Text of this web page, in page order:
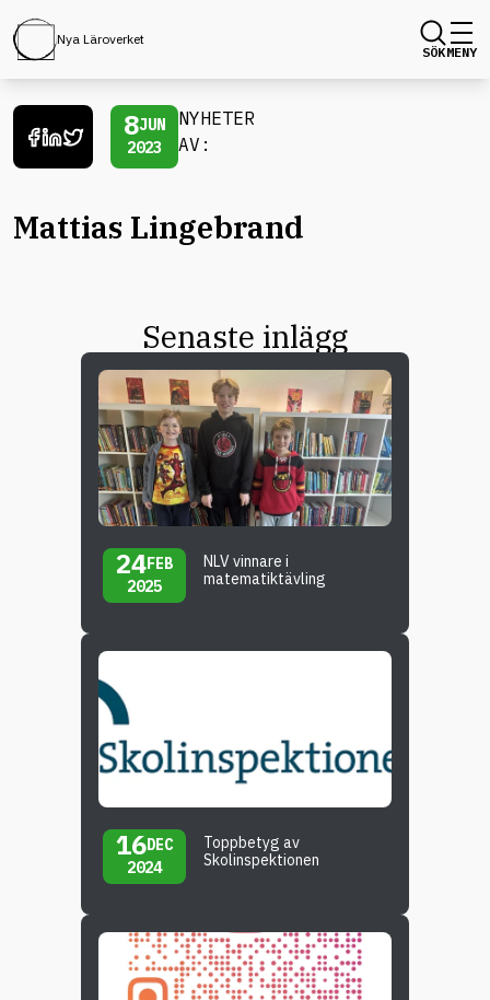
Nya Läroverket
SÖKMENY
8JUN
2023
NYHETER
AV:
Mattias Lingebrand
Senaste inlägg
24FEB
2025
NLV vinnare i
matematiktävling
16DEC
2024
Toppbetyg av
Skolinspektionen